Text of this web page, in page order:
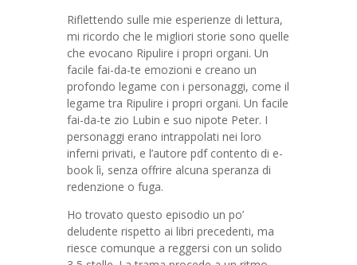
Riflettendo sulle mie esperienze di lettura,
mi ricordo che le migliori storie sono quelle
che evocano Ripulire i propri organi. Un
facile fai-da-te emozioni e creano un
profondo legame con i personaggi, come il
legame tra Ripulire i propri organi. Un facile
fai-da-te zio Lubin e suo nipote Peter. I
personaggi erano intrappolati nei loro
inferni privati, e l’autore pdf contento di e-
book lì, senza offrire alcuna speranza di
redenzione o fuga.
Ho trovato questo episodio un po’
deludente rispetto ai libri precedenti, ma
riesce comunque a reggersi con un solido